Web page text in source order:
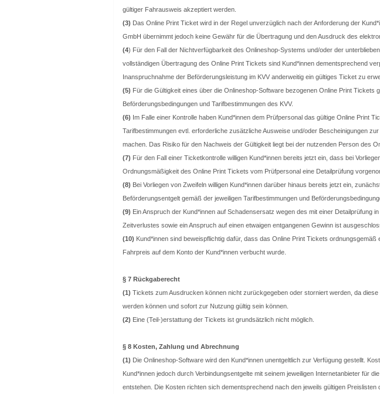
gültiger Fahrausweis akzeptiert werden.
(3) Das Online Print Ticket wird in der Regel unverzüglich nach der Anforderung der
GmbH übernimmt jedoch keine Gewähr für die Übertragung und den Ausdruck des
(4) Für den Fall der Nichtverfügbarkeit des Onlineshop-Systems und/oder der
vollständigen Übertragung des Online Print Tickets sind Kund*innen dementsprechend
Inanspruchnahme der Beförderungsleistung im KVV anderweitig ein gültiges Ticket zu
(5) Für die Gültigkeit eines über die Onlineshop-Software bezogenen Online Print Tickets
Beförderungsbedingungen und Tarifbestimmungen des KVV.
(6) Im Falle einer Kontrolle haben Kund*innen dem Prüfpersonal das gültige Online Print
Tarifbestimmungen evtl. erforderliche zusätzliche Ausweise und/oder Bescheinigungen
machen. Das Risiko für den Nachweis der Gültigkeit liegt bei der nutzenden Person des
(7) Für den Fall einer Ticketkontrolle willigen Kund*innen bereits jetzt ein, dass bei
Ordnungsmäßigkeit des Online Print Tickets vom Prüfpersonal eine Detailprüfung
(8) Bei Vorliegen von Zweifeln willigen Kund*innen darüber hinaus bereits jetzt ein,
Beförderungsentgelt gemäß der jeweiligen Tarifbestimmungen und
(9) Ein Anspruch der Kund*innen auf Schadensersatz wegen des mit einer Detailprüfung
Zeitverlustes sowie ein Anspruch auf einen etwaigen entgangenen Gewinn ist
(10) Kund*innen sind beweispflichtig dafür, dass das Online Print Tickets ordnungsgemäß
Fahrpreis auf dem Konto der Kund*innen verbucht wurde.
§ 7 Rückgaberecht
(1) Tickets zum Ausdrucken können nicht zurückgegeben oder storniert werden, da
werden können und sofort zur Nutzung gültig sein können.
(2) Eine (Teil-)erstattung der Tickets ist grundsätzlich nicht möglich.
§ 8 Kosten, Zahlung und Abrechnung
(1) Die Onlineshop-Software wird den Kund*innen unentgeltlich zur Verfügung gestellt.
Kund*innen jedoch durch Verbindungsentgelte mit seinem jeweiligen Internetanbieter für
entstehen. Die Kosten richten sich dementsprechend nach den jeweils gültigen Preislisten